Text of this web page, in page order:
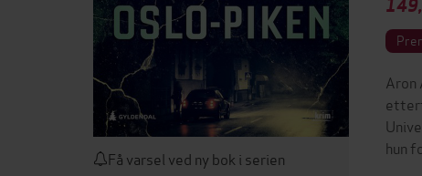
Få varsel ved ny bok i serien
Aron
hun